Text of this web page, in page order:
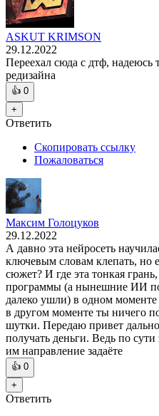
ASKUT KRIMSON
29.12.2022
Переехал сюда с дтф, надеюсь
редизайна
👍 0
+
Ответить
Скопировать ссылку
Пожаловаться
Максим Голоцуков
29.12.2022
А давно эта нейросеть
ключевым словам клепать, но
сюжет? И где эта тонкая
программы (а нынешние ИИ
далеко ушли) в одном
в другом моменте ты ничего
шутки. Передаю привет
получать деньги. Ведь по
им направление задаёте
👍 0
+
Ответить